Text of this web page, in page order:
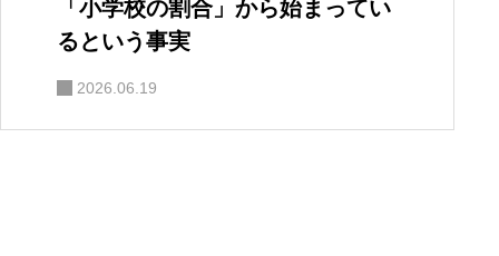
「小学校の割合」から始まってい
るという事実
2026.06.19